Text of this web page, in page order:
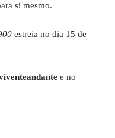
si mesmo.
estreia no dia 15 de
e no